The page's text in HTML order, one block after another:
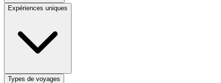
Expériences uniques
Types de voyages